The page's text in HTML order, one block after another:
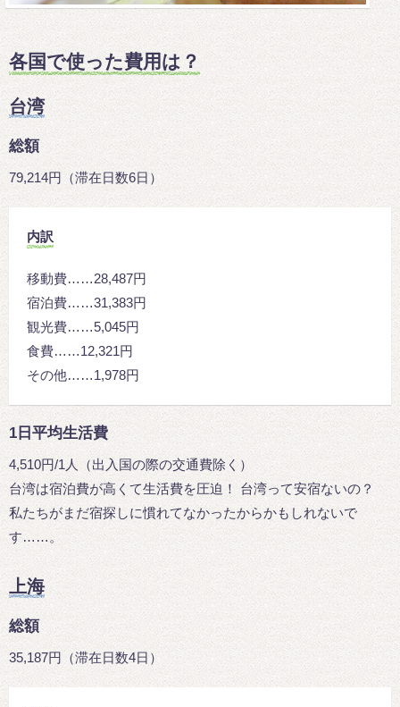
各国で使った費用は？
台湾
総額
79,214円（滞在日数6日）
内訳
移動費……28,487円
宿泊費……31,383円
観光費……5,045円
食費……12,321円
その他……1,978円
1日平均生活費
4,510円/1人（出入国の際の交通費除く）
台湾は宿泊費が高くて生活費を圧迫！ 台湾って安宿ないの？
私たちがまだ宿探しに慣れてなかったからかもしれないで
す……。
上海
総額
35,187円（滞在日数4日）